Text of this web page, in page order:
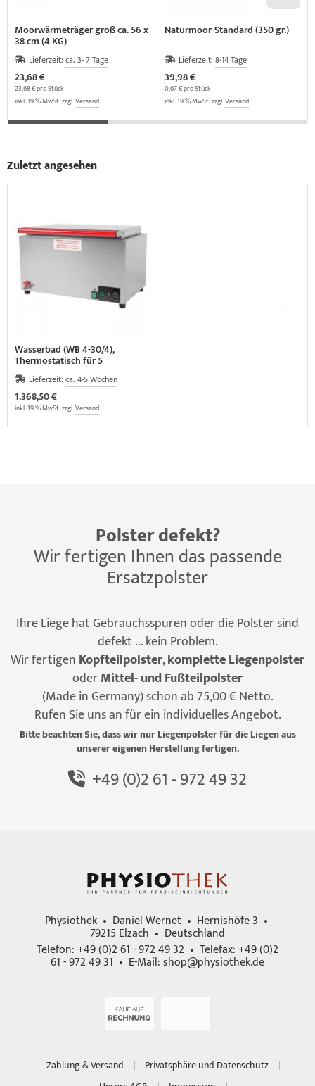
Moorwärmeträger groß ca. 56 x
38 cm (4 KG)
Lieferzeit: ca. 3- 7 Tage
23,68 €
23,68 € pro Stück
inkl. 19 % MwSt. zzgl.Versand
Naturmoor-Standard (350 gr.)
Lieferzeit: 8-14 Tage
39,98 €
0,67 € pro Stück
inkl. 19 % MwSt. zzgl.Versand
Zuletzt angesehen
Wasserbad (WB 4-30/4),
Thermostatisch für 5
Wärmeträger
Lieferzeit: ca. 4-5 Wochen
1.368,50 €
inkl. 19 % MwSt. zzgl.Versand
Polster defekt?
Wir fertigen Ihnen das passende
Ersatzpolster
Ihre Liege hat Gebrauchsspuren oder die Polster sind
defekt ... kein Problem.
Wir fertigen Kopfteilpolster,komplette Liegenpolster
oderMittel- und Fußteilpolster
(Made in Germany) schon ab 75,00 € Netto.
Rufen Sie uns an für ein individuelles Angebot.
Bitte beachten Sie, dass wir nur Liegenpolster für die Liegen aus
unserer eigenen Herstellung fertigen.
+49 (0)2 61 - 972 49 32
Physiothek • Daniel Wernet • Hernishöfe 3 •
79215 Elzach • Deutschland
Telefon: +49 (0)2 61 - 972 49 32 • Telefax: +49 (0)2
61 - 972 49 31 • E-Mail:shop@physiothek.de
Zahlung & Versand
Privatsphäre und Datenschutz